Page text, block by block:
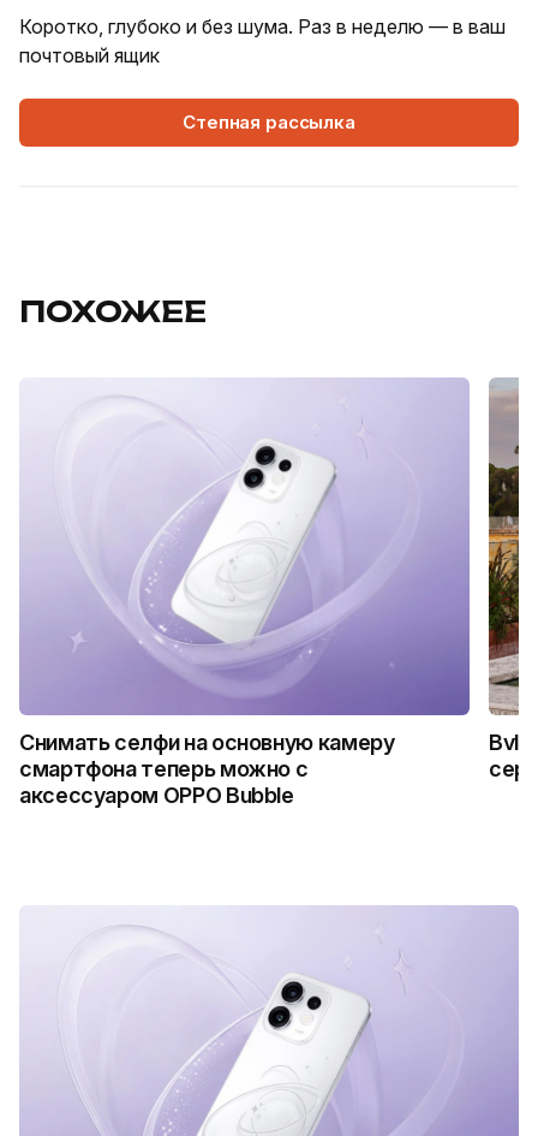
Коротко, глубоко и без шума. Раз в неделю — в ваш
почтовый ящик
Степная рассылка
ПОХОЖЕЕ
Снимать селфи на основную камеру
смартфона теперь можно с
аксессуаром OPPO Bubble